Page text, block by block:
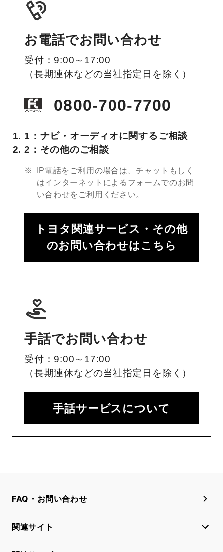
お電話でお問い合わせ
受付：9:00～17:00
（長期連休などの当社指定日を除く）
0800-700-7700
1：ナビ・オーディオに関するご相談
2：その他のご相談
IP電話をご利用の場合は、チャットもしく
はインターネットによるフォームでのお問
い合わせをご利用ください。
トヨタ関連サービス・その他
のお問い合わせはこちら
手話でお問い合わせ
受付：9:00～17:00
（長期連休などの当社指定日を除く）
手話サービスについて
FAQ・お問い合わせ
関連サイト